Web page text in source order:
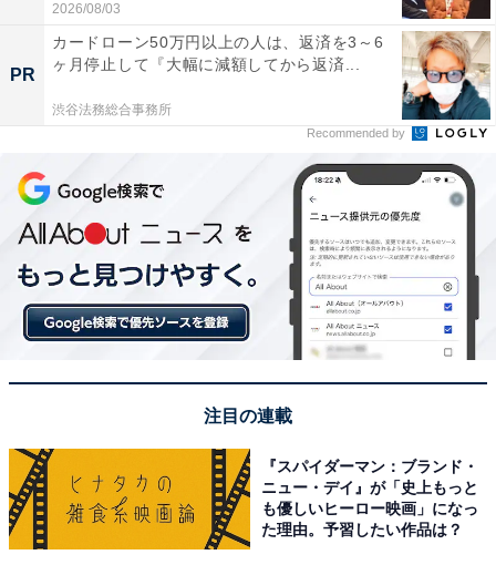
2026/08/03
PR
カードローン50万円以上の人は、返済を3～6
ヶ月停止して『大幅に減額してから返済...
渋谷法務総合事務所
Recommended by
注目の連載
『スパイダーマン：ブランド・
ニュー・デイ』が「史上もっと
も優しいヒーロー映画」になっ
た理由。予習したい作品は？